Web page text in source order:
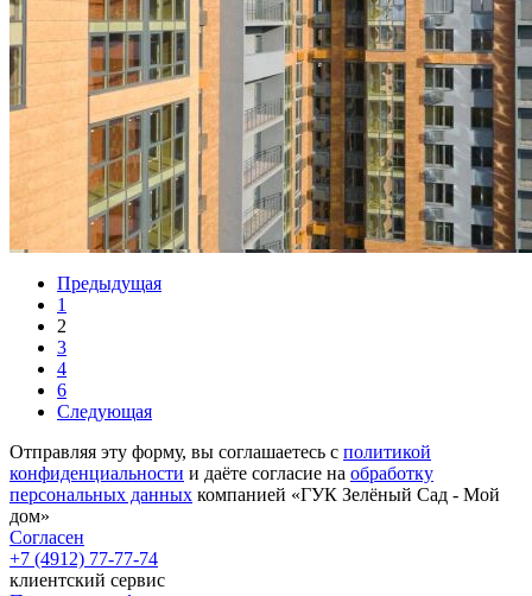
Предыдущая
1
2
3
4
6
Следующая
Отправляя эту форму, вы соглашаетесь с политикой
конфиденциальности и даёте согласие на обработку
персональных данных компанией «ГУК Зелёный Сад - Мой
дом»
Согласен
+7 (4912) 77-77-74
клиентский сервис